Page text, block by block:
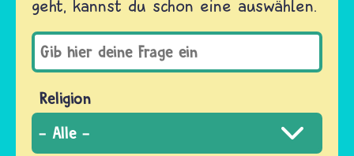
geht, kannst du schon eine auswählen.
Religion